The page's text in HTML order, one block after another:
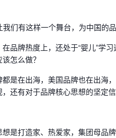
们有这样一个舞台，为中国的品
品牌热度上，还处于“婴儿”学
怎么做？
是在出海，美国品牌也在出海
还有对于品牌核心思想的坚定信
是打造家、热爱家，集团母品